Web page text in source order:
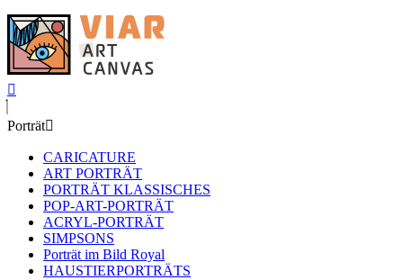
Porträt
CARICATURE
ART PORTRÄT
PORTRÄT KLASSISCHES
POP-ART-PORTRÄT
ACRYL-PORTRÄT
SIMPSONS
Porträt im Bild Royal
HAUSTIERPORTRÄTS